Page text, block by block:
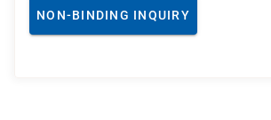
NON-BINDING INQUIRY